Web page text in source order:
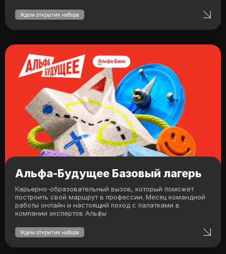
Ждем открытия набора
Альфа-Будущее Базовый лагерь
Карьерно‑образовательный вызов, который поможет
построить свой маршрут в профессии. Месяц командной
работы онлайн и настоящий поход с палатками в
компании экспертов Альфы
Ждем открытия набора